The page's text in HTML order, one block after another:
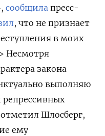
сообщила пресс-
, что не признает
в моих
Несмотря
закона
выполняю
Шлосберг,
ему